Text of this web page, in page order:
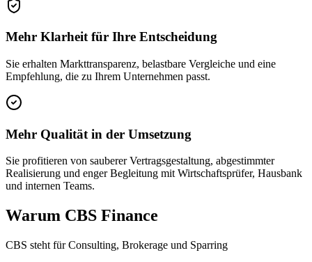
Mehr Klarheit für Ihre Entscheidung
Sie erhalten Markttransparenz, belastbare Vergleiche und eine
Empfehlung, die zu Ihrem Unternehmen passt.
Mehr Qualität in der Umsetzung
Sie profitieren von sauberer Vertragsgestaltung, abgestimmter
Realisierung und enger Begleitung mit Wirtschaftsprüfer, Hausbank
und internen Teams.
Warum CBS Finance
CBS steht für Consulting, Brokerage und Sparring